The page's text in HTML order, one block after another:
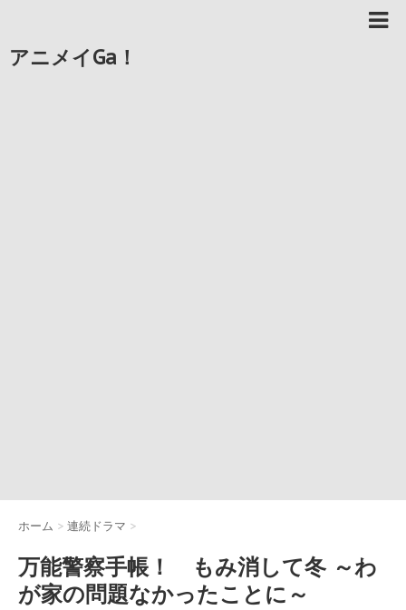
アニメイGa！
ホーム > 連続ドラマ >
万能警察手帳！ もみ消して冬 ～わ
が家の問題なかったことに～